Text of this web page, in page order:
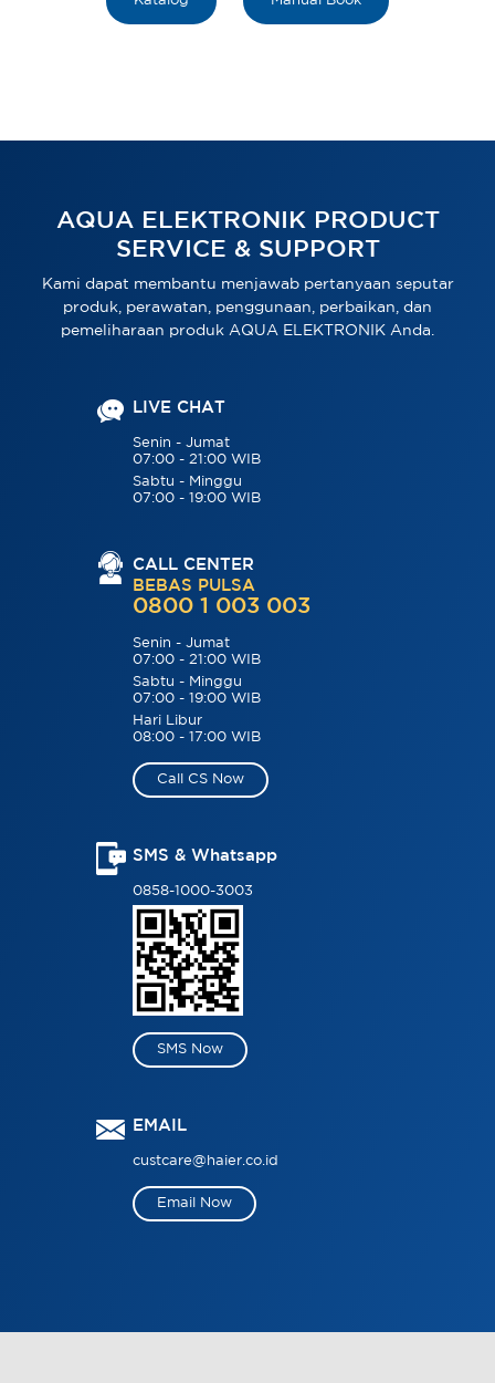
AQUA ELEKTRONIK PRODUCT
SERVICE & SUPPORT
Kami dapat membantu menjawab pertanyaan seputar
produk, perawatan, penggunaan, perbaikan, dan
pemeliharaan produk AQUA ELEKTRONIK Anda.
LIVE CHAT
Senin - Jumat
07:00 - 21:00 WIB
Sabtu - Minggu
07:00 - 19:00 WIB
CALL CENTER
BEBAS PULSA
0800 1 003 003
Senin - Jumat
07:00 - 21:00 WIB
Sabtu - Minggu
07:00 - 19:00 WIB
Hari Libur
08:00 - 17:00 WIB
Call CS Now
SMS & Whatsapp
0858-1000-3003
SMS Now
EMAIL
custcare@haier.co.id
Email Now